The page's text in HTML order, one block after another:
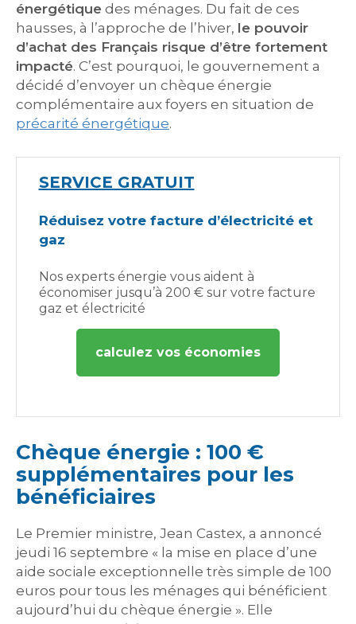
énergétique des ménages. Du fait de ces
hausses, à l’approche de l’hiver, le pouvoir
d’achat des Français risque d’être fortement
impacté. C’est pourquoi, le gouvernement a
décidé d’envoyer un chèque énergie
complémentaire aux foyers en situation de
précarité énergétique.
SERVICE GRATUIT
Réduisez votre facture d’électricité et
gaz
Nos experts énergie vous aident à
économiser jusqu’à 200 € sur votre facture
gaz et électricité
calculez vos économies
Chèque énergie : 100 €
supplémentaires pour les
bénéficiaires
Le Premier ministre, Jean Castex, a annoncé
jeudi 16 septembre « la mise en place d’une
aide sociale exceptionnelle très simple de 100
euros pour tous les ménages qui bénéficient
aujourd’hui du chèque énergie ». Elle